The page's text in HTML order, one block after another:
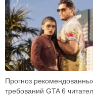
Прогноз
требований GTA 6